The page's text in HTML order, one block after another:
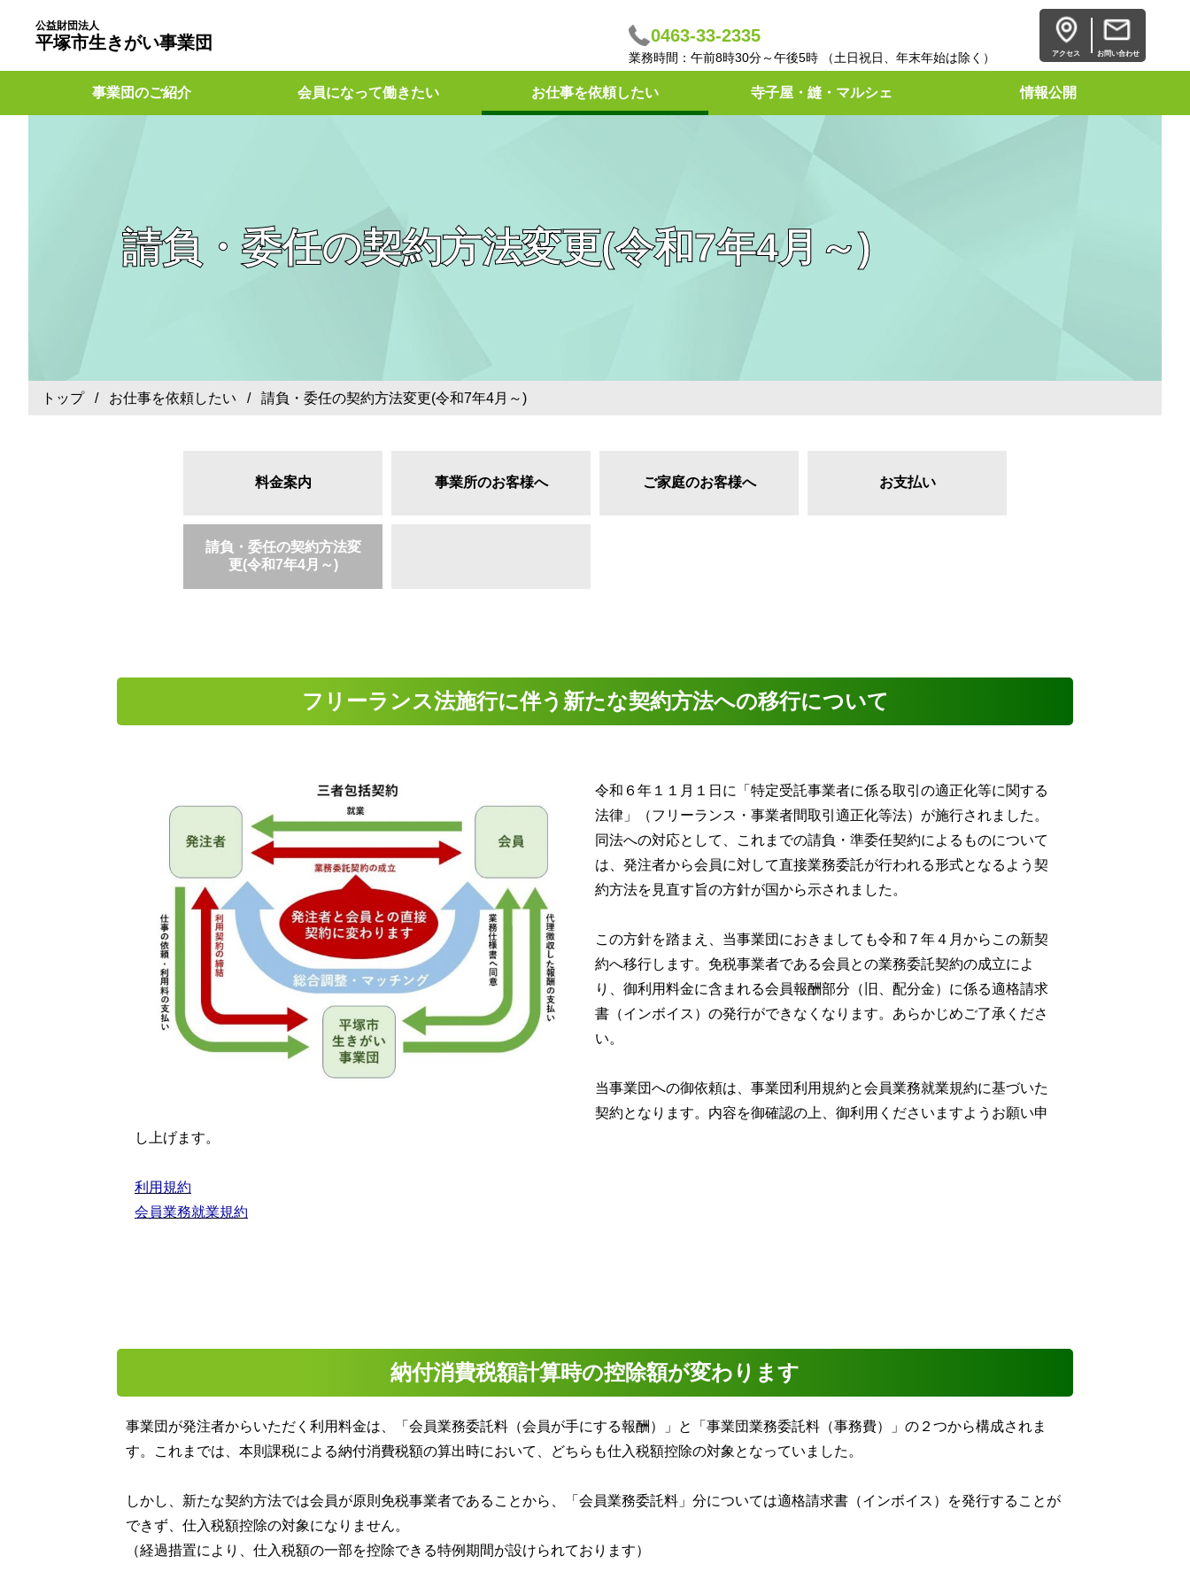
公益財団法人
平塚市生きがい事業団 0463-33-2335
業務時間：午前8時30分～午後5時 （土日祝日、年末年始は除く） アクセス お問い合わせ
事業団のご紹介 会員になって働きたい お仕事を依頼したい 寺子屋・縫・マルシェ 情報公開
請負・委任の契約方法変更(令和7年4月～)
トップ/ お仕事を依頼したい / 請負・委任の契約方法変更(令和7年4月～)
料金案内 事業所のお客様へ ご家庭のお客様へ お支払い
請負・委任の契約方法変
更(令和7年4月～)
フリーランス法施行に伴う新たな契約方法への移行について
令和６年１１月１日に「特定受託事業者に係る取引の適正化等に関する
法律」（フリーランス・事業者間取引適正化等法）が施行されました。
同法への対応として、これまでの請負・準委任契約によるものについて
は、発注者から会員に対して直接業務委託が行われる形式となるよう契
約方法を見直す旨の方針が国から示されました。
この方針を踏まえ、当事業団におきましても令和７年４月からこの新契
約へ移行します。免税事業者である会員との業務委託契約の成立によ
り、御利用料金に含まれる会員報酬部分（旧、配分金）に係る適格請求
書（インボイス）の発行ができなくなります。あらかじめご了承くださ
い。
当事業団への御依頼は、事業団利用規約と会員業務就業規約に基づいた
契約となります。内容を御確認の上、御利用くださいますようお願い申
し上げます。
利用規約
会員業務就業規約
納付消費税額計算時の控除額が変わります
事業団が発注者からいただく利用料金は、「会員業務委託料（会員が手にする報酬）」と「事業団業務委託料（事務費）」の２つから構成されま
す。これまでは、本則課税による納付消費税額の算出時において、どちらも仕入税額控除の対象となっていました。
しかし、新たな契約方法では会員が原則免税事業者であることから、「会員業務委託料」分については適格請求書（インボイス）を発行することが
できず、仕入税額控除の対象になりません。
（経過措置により、仕入税額の一部を控除できる特例期間が設けられております）